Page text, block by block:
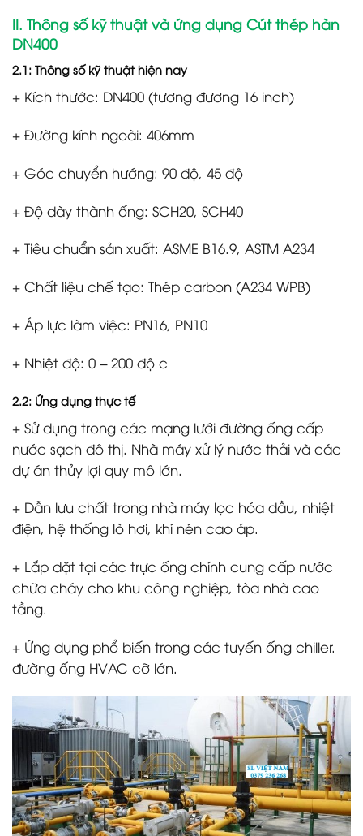
II. Thông số kỹ thuật và ứng dụng Cút thép hàn
DN400
2.1: Thông số kỹ thuật hiện nay
+ Kích thước: DN400 (tương đương 16 inch)
+ Đường kính ngoài: 406mm
+ Góc chuyển hướng: 90 độ, 45 độ
+ Độ dày thành ống: SCH20, SCH40
+ Tiêu chuẩn sản xuất: ASME B16.9, ASTM A234
+ Chất liệu chế tạo: Thép carbon (A234 WPB)
+ Áp lực làm việc: PN16, PN10
+ Nhiệt độ: 0 – 200 độ c
2.2: Ứng dụng thực tế
+ Sử dụng trong các mạng lưới đường ống cấp
nước sạch đô thị. Nhà máy xử lý nước thải và các
dự án thủy lợi quy mô lớn.
+ Dẫn lưu chất trong nhà máy lọc hóa dầu, nhiệt
điện, hệ thống lò hơi, khí nén cao áp.
+ Lắp dặt tại các trực ống chính cung cấp nước
chữa cháy cho khu công nghiệp, tòa nhà cao
tầng.
+ Ứng dụng phổ biến trong các tuyến ống chiller.
đường ống HVAC cỡ lớn.